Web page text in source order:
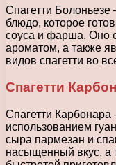
Спагетти Болоньезе
блюдо, которое
соуса и фарша. Оно
ароматом, а также
видов спагетти во
Спагетти
Спагетти
использованием
сыра пармезан и
насыщенный вкус, а